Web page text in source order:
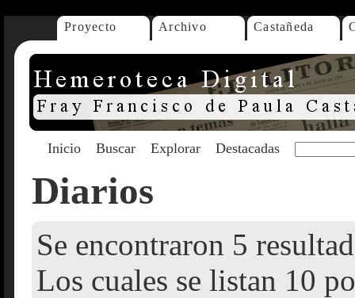
Proyecto Archivo Castañeda
Inicio Buscar Explorar Destacadas
Diarios
Se encontraron 5
Los cuales se listan 10